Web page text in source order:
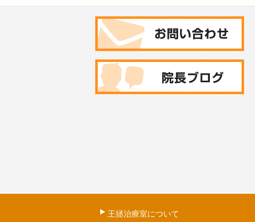
王拯治療室について